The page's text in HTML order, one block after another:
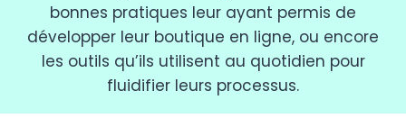
bonnes pratiques leur ayant permis de
développer leur boutique en ligne, ou encore
les outils qu’ils utilisent au quotidien pour
fluidifier leurs processus.